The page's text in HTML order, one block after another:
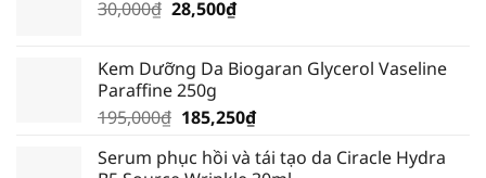
30,000₫ Giá
30,000₫.
28,500₫Giá
là:
Kem Dưỡng Da Biogaran Glycerol Vaseline
Paraffine 250g
195,000₫ Giá
là:
185,250₫Giá
tại
Serum phục hồi và tái tạo da Ciracle Hydra